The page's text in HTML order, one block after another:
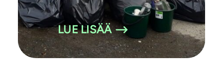
LUE LISÄÄ